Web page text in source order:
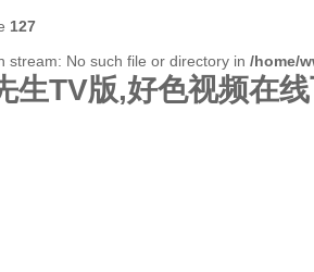
127
stream: No such file or directory in /home/
生TV版,好色视频在